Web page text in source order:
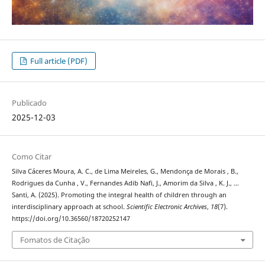
Full article (PDF)
Publicado
2025-12-03
Como Citar
Silva Cáceres Moura, A. C., de Lima Meireles, G., Mendonça de Morais , B.,
Rodrigues da Cunha , V., Fernandes Adib Nafi, J., Amorim da Silva , K. J., …
Santi, A. (2025). Promoting the integral health of children through an
interdisciplinary approach at school. Scientific Electronic Archives, 18(7).
https://doi.org/10.36560/18720252147
Fomatos de Citação